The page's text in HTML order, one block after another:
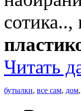
Читать
бутылки, все сам, дом,